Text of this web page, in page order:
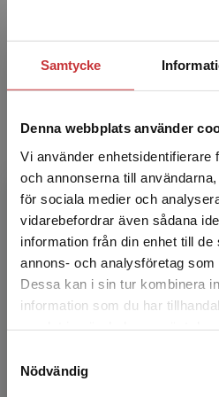
Samtycke
Denna webbplats använder
Vi använder enhetsidentifierare
och annonserna till
för sociala medier och
vidarebefordrar även sådana
information från din enhet till
annons- och analysföretag som
Dessa kan i sin tur kombinera
information som du har
Nödvändig
Begränsad
Det verkar som att du
studentlitteratur.se via en
Vi erbjuder inte leveranser
att kunna slutföra ett köp
Peter Melz, professor
Christer
Christer Silfverberg, f.d.
förvaltningsdomstolen
finansrätt.